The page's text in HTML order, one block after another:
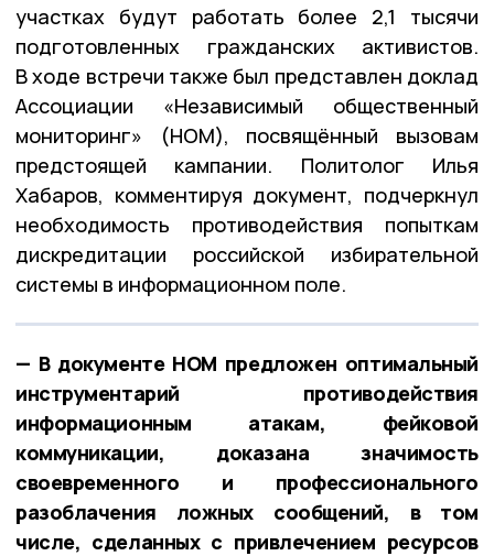
участках будут работать более 2,1 тысячи
подготовленных гражданских активистов.
В ходе встречи также был представлен доклад
Ассоциации «Независимый общественный
мониторинг» (НОМ), посвящённый вызовам
предстоящей кампании. Политолог Илья
Хабаров, комментируя документ, подчеркнул
необходимость противодействия попыткам
дискредитации российской избирательной
системы в информационном поле.
— В документе НОМ предложен оптимальный
инструментарий противодействия
информационным атакам, фейковой
коммуникации, доказана значимость
своевременного и профессионального
разоблачения ложных сообщений, в том
числе, сделанных с привлечением ресурсов